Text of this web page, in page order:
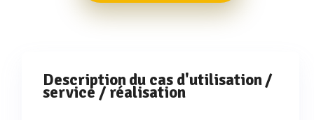
Description du cas d'utilisation /
service / réalisation